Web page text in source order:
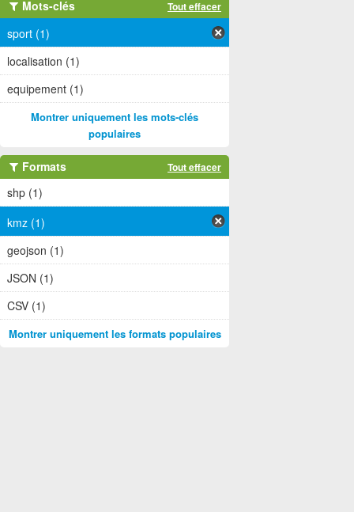
Mots-clés Tout effacer
sport (1)
localisation (1)
equipement (1)
Montrer uniquement les mots-clés
populaires
Formats Tout effacer
shp (1)
kmz (1)
geojson (1)
JSON (1)
CSV (1)
Montrer uniquement les formats populaires